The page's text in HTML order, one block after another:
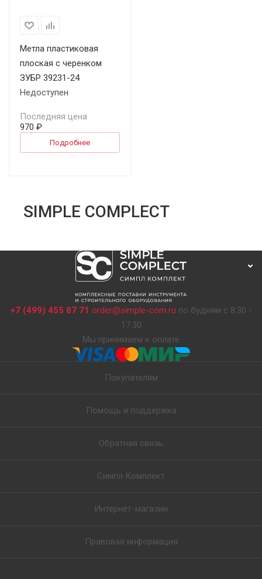
Метла пластиковая
плоская с черенком
ЗУБР 39231-24
Недоступен
Последняя цена
970 ₽
Подробнее
SIMPLE COMPLECT
+7 (499) 455 87 71 order@simple-com.ru по будням с 8:30 -
17:30
Мы принимаем к оплате
Покупателям
Помощь и поддержка
Обратная связь
Симпл Комплект
Интернет-магазин
Правовая информация